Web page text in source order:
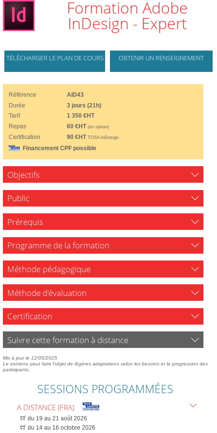
Formation Adobe
InDesign - Expert
TÉLÉCHARGER LE PLAN DE COURS OBTENIR UN RENSEIGNEMENT
Référence
AID43
Durée
3 jours (21h)
Tarif
1 350 €HT
Repas
60 €HT(en option)
Certification 90 €HTTOSA InDesign
Financement CPF possible
Objectifs
Public
Prérequis
Programme de la formation
Méthode pédagogique
Méthode d'évaluation
Certification
Suivre cette formation à distance
Mis à jour le 12/05/2025
Le contenu peut faire l'objet de légères adaptations selon les besoins et la progression des
participants.
SESSIONS PROGRAMMÉES
A DISTANCE (FRA)
du 19 au 21 août 2026
du 14 au 16 octobre 2026